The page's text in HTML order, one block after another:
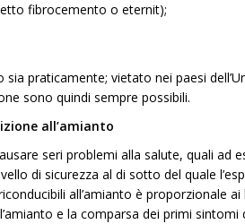
fibrocemento o eternit);
sia praticamente; vietato nei paesi
sono quindi sempre possibili.
all’amianto
seri problemi alla salute, quali ad
di sicurezza al di sotto del quale
all’amianto è proporzionale
e la comparsa dei primi